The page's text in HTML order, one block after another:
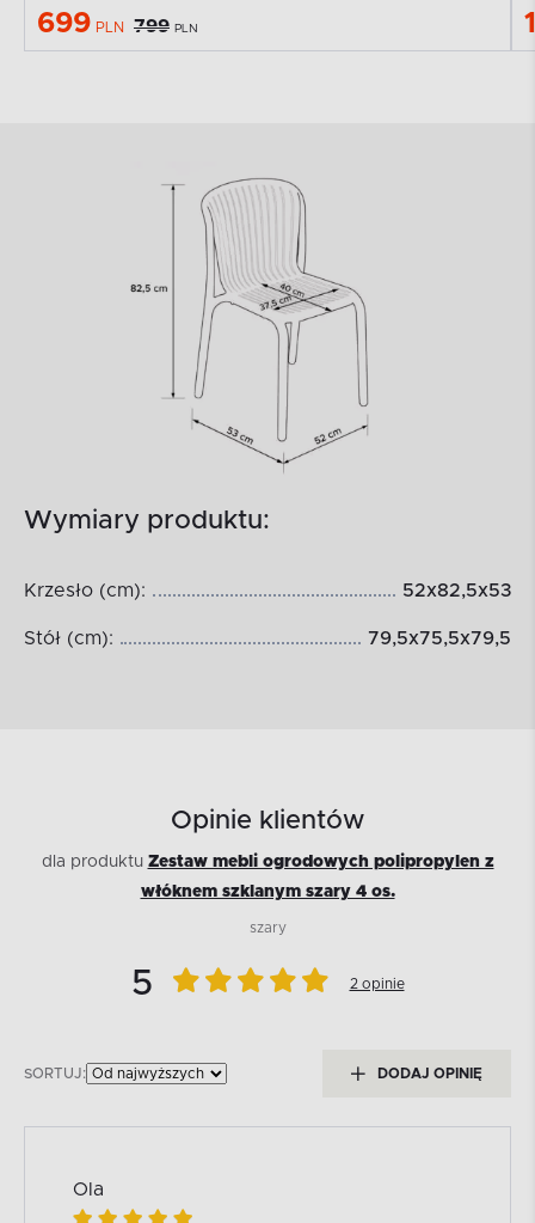
699 PLN 799 PLN
Wymiary produktu:
Krzesło (cm): 52x82,5x53
Stół (cm): 79,5x75,5x79,5
Opinie klientów
dla produktu Zestaw mebli ogrodowych polipropylen z
włóknem szklanym szary 4 os.
szary
5 2 opinie
SORTUJ: DODAJ OPINIĘ
Ola